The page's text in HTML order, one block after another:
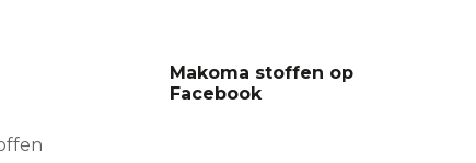
Makoma stoffen op
Facebook